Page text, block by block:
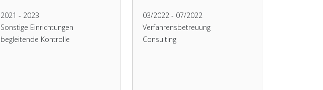
2021 - 2023
Sonstige Einrichtungen
begleitende Kontrolle
03/2022 - 07/2022
Verfahrensbetreuung
Consulting